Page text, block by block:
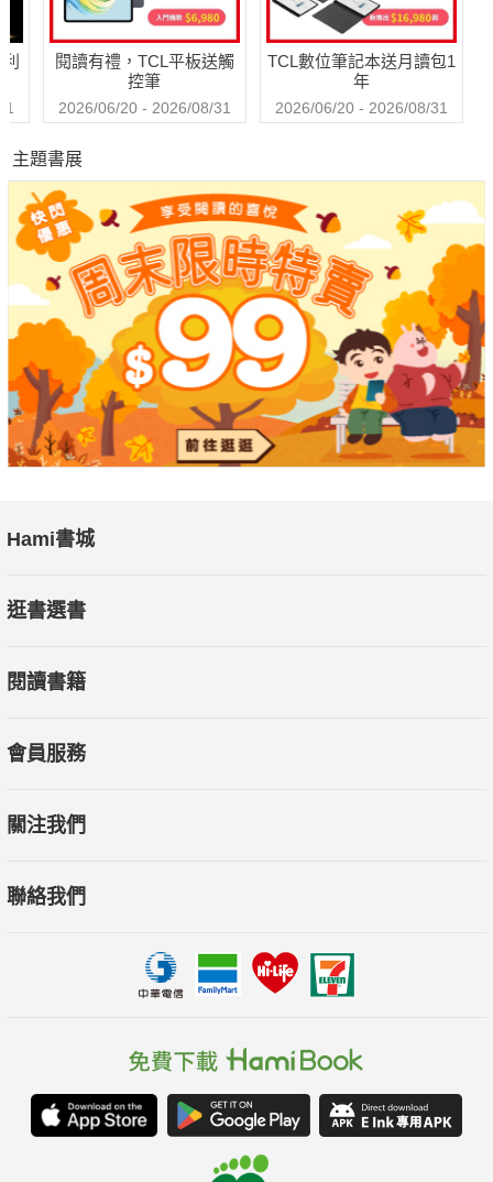
最輕鬆有趣的生活塗鴉，也是好用的親子共遊祕笈！23種「出去
玩」風景、22種「在家玩」妙招和「隨時隨地都想好好玩」的心
情，都是「一起玩」的爽朗邀請。
續發現這世界的種種趣味奧妙。不妨為孩子預約一個充滿玩心、
行動力的「美好的一年」！
閱讀有禮，TCL平板送觸
控筆
2026/06/20 - 2026/08/31
TCL數位筆記本送月讀包1
年
2026/06/20 - 2026/08/31
主題書展
Hami書城
逛書選書
閱讀書籍
會員服務
關注我們
聯絡我們